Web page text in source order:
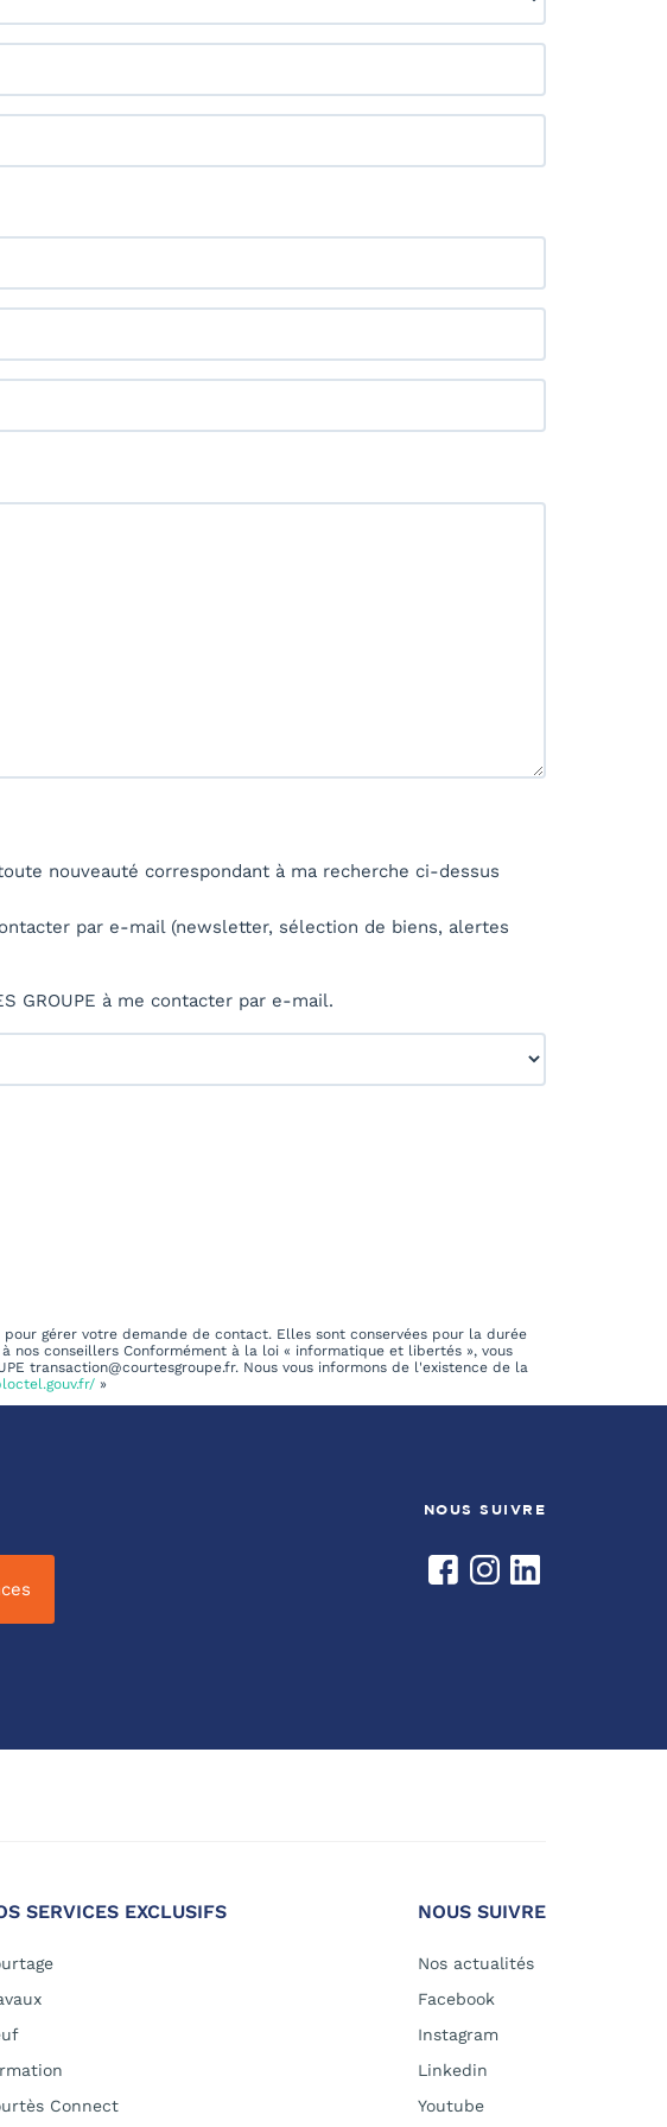
nouveauté correspondant à ma recherche ci-dessus
par e-mail (newsletter, sélection de biens, alertes
GROUPE à me contacter par e-mail.
gérer votre demande de contact. Elles sont conservées pour la durée
conseillers Conformément à la loi « informatique et libertés », vous
transaction@courtesgroupe.fr. Nous vous informons de l'existence de la
»
NOUS SUIVRE
SERVICES EXCLUSIFS
Connect
NOUS SUIVRE
Nos actualités
Facebook
Instagram
Linkedin
Youtube